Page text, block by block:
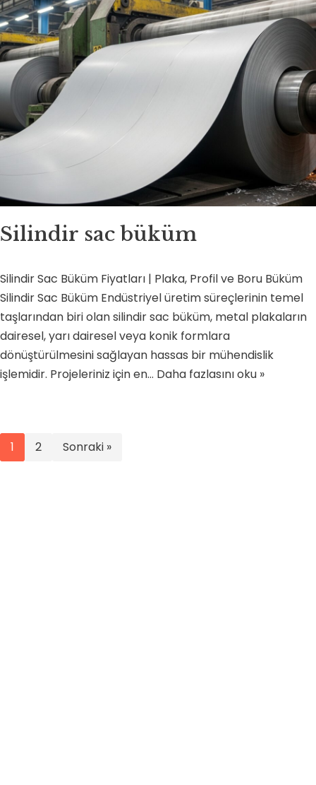
Silindir sac büküm
Silindir Sac Büküm Fiyatları | Plaka, Profil ve Boru Büküm
Silindir Sac Büküm Endüstriyel üretim süreçlerinin temel
taşlarından biri olan silindir sac büküm, metal plakaların
dairesel, yarı dairesel veya konik formlara
dönüştürülmesini sağlayan hassas bir mühendislik
işlemidir. Projeleriniz için en… Daha fazlasını oku »
1 2 Sonraki »